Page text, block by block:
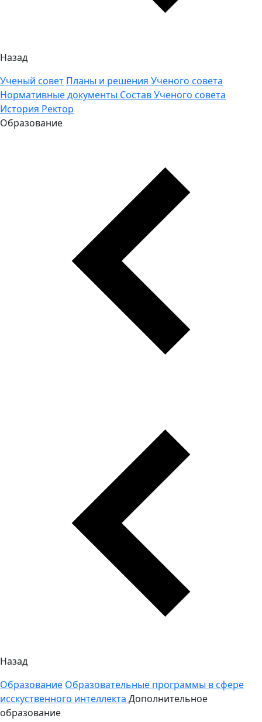
Назад
Ученый совет Планы и решения Ученого совета
Нормативные документы Состав Ученого совета
История Ректор
Образование
Назад
Образование Образовательные программы в сфере
исскуственного интеллекта Дополнительное
образование